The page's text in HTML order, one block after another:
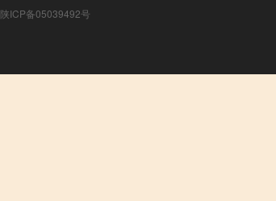
陕ICP备05039492号